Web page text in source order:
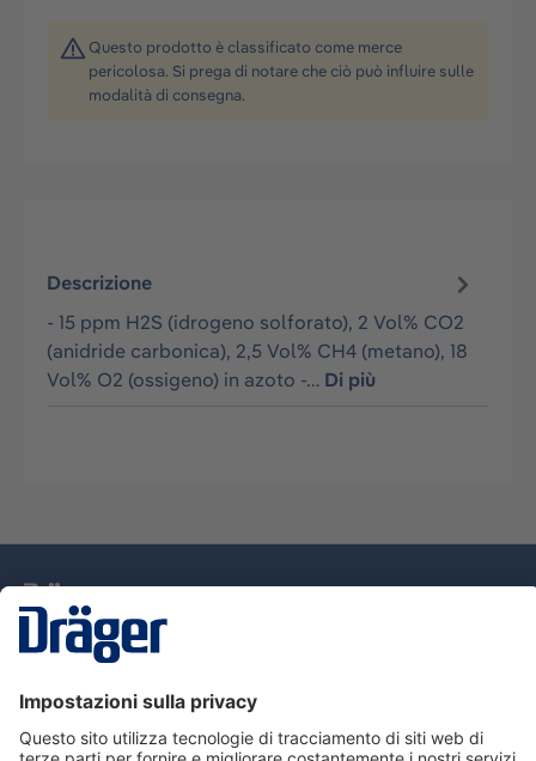
Questo prodotto è classificato come merce
pericolosa. Si prega di notare che ciò può influire sulle
modalità di consegna.
Descrizione
- 15 ppm H2S (idrogeno solforato), 2 Vol% CO2
(anidride carbonica), 2,5 Vol% CH4 (metano), 18
Vol% O2 (ossigeno) in azoto -… Di più
Assistenza
Informazioni su Dräger